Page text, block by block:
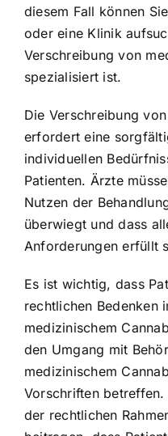
diesem Fall können
oder eine Klinik
Verschreibung von
spezialisiert ist.
Die Verschreibung
erfordert eine
individuellen
Patienten. Ärzte
Nutzen der
überwiegt und dass
Anforderungen erfüllt
Es ist wichtig, dass
rechtlichen Bedenken
medizinischem
den Umgang mit
medizinischem
Vorschriften betreffen.
der rechtlichen